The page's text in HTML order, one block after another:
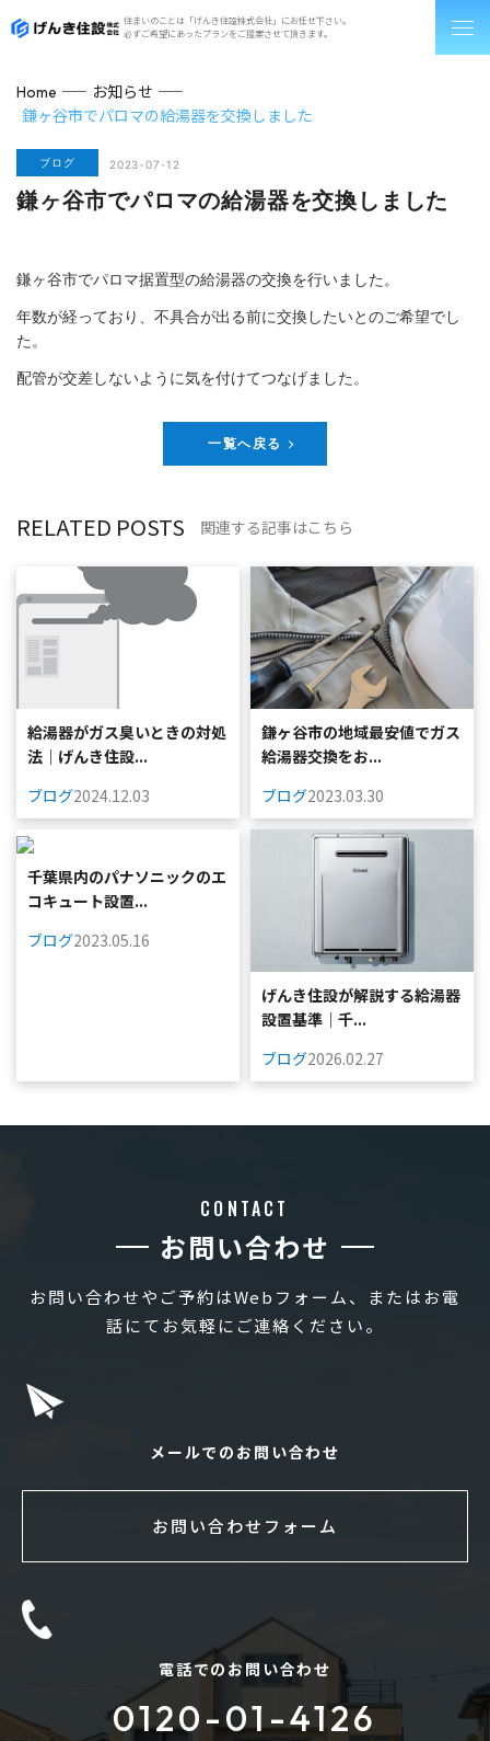
住まいのことは「げんき住設株式会社」にお任せ下さい。
必ずご希望にあったプランをご提案させて頂きます。
Home
お知らせ
鎌ヶ谷市でパロマの給湯器を交換しました
ブログ 2023-07-12
鎌ヶ谷市でパロマの給湯器を交換しました
鎌ヶ谷市でパロマ据置型の給湯器の交換を行いました。
年数が経っており、不具合が出る前に交換したいとのご希望でし
た。
配管が交差しないように気を付けてつなげました。
一覧へ戻る
RELATED POSTS 関連する記事はこちら
給湯器がガス臭いときの対処
法｜げんき住設...
ブログ2024.12.03
鎌ヶ谷市の地域最安値でガス
給湯器交換をお...
ブログ2023.03.30
千葉県内のパナソニックのエ
コキュート設置...
ブログ2023.05.16
げんき住設が解説する給湯器
設置基準｜千...
ブログ2026.02.27
CONTACT
お問い合わせ
お問い合わせやご予約はWebフォーム、またはお電
話にてお気軽にご連絡ください。
メールでのお問い合わせ
お問い合わせフォーム
電話でのお問い合わせ
0120-01-4126